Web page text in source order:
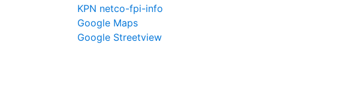
KPN netco-fpi-info
Google Maps
Google Streetview